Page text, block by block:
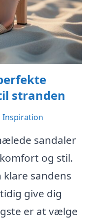
stranden
Inspiration
sandaler
og stil.
klare sandens
give dig
er at vælge